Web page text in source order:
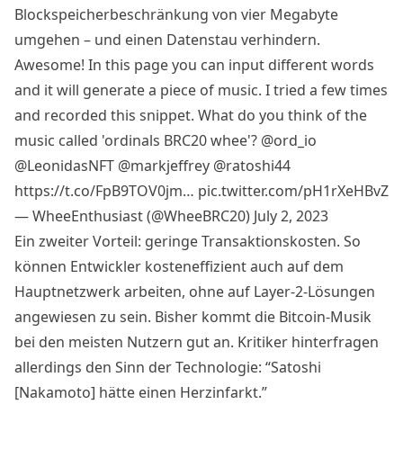
Blockspeicherbeschränkung von vier Megabyte
umgehen – und einen Datenstau verhindern.
Awesome! In this page you can input different words
and it will generate a piece of music. I tried a few times
and recorded this snippet. What do you think of the
music called 'ordinals BRC20 whee'? @ord_io
@LeonidasNFT @markjeffrey @ratoshi44
https://t.co/FpB9TOV0jm… pic.twitter.com/pH1rXeHBvZ
— WheeEnthusiast (@WheeBRC20) July 2, 2023
Ein zweiter Vorteil: geringe Transaktionskosten. So
können Entwickler kosteneffizient auch auf dem
Hauptnetzwerk arbeiten, ohne auf Layer-2-Lösungen
angewiesen zu sein. Bisher kommt die Bitcoin-Musik
bei den meisten Nutzern gut an. Kritiker hinterfragen
allerdings den Sinn der Technologie: “Satoshi
[Nakamoto] hätte einen Herzinfarkt.”